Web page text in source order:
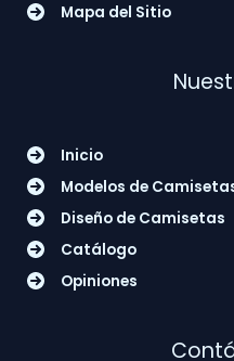
Mapa del Sitio
Inicio
Modelos de
Diseño de Camisetas
Catálogo
Opiniones